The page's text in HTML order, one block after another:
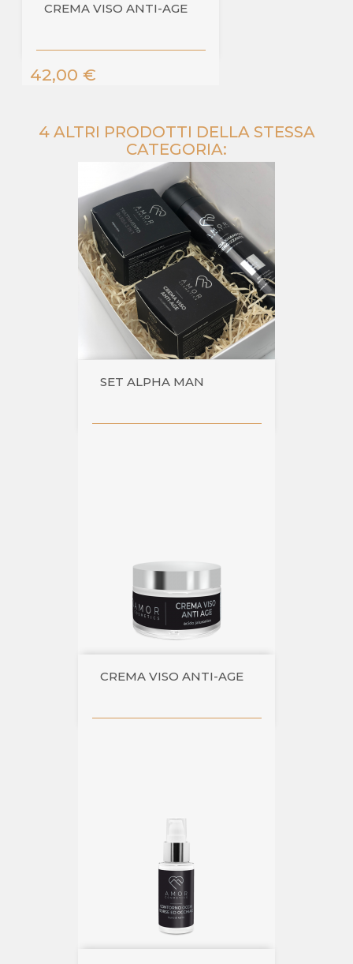
CREMA VISO ANTI-AGE
Prezzo
42,00 €
4 ALTRI PRODOTTI DELLA STESSA
CATEGORIA:
SET ALPHA MAN
CREMA VISO ANTI-AGE